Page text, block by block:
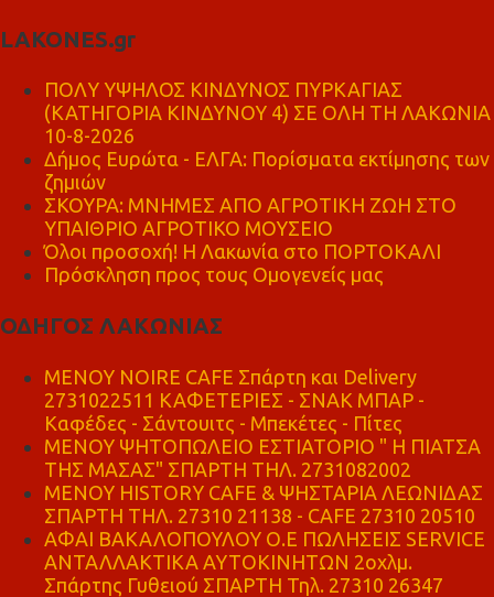
LAKONES.gr
ΠΟΛΥ ΥΨΗΛΟΣ ΚΙΝΔΥΝΟΣ ΠΥΡΚΑΓΙΑΣ
(ΚΑΤΗΓΟΡΙΑ ΚΙΝΔΥΝΟΥ 4) ΣΕ ΟΛΗ ΤΗ ΛΑΚΩΝΙΑ
10-8-2026
Δήμος Ευρώτα - ΕΛΓΑ: Πορίσματα εκτίμησης των
ζημιών
ΣΚΟΥΡΑ: ΜΝΗΜΕΣ ΑΠΟ ΑΓΡΟΤΙΚΗ ΖΩΗ ΣΤΟ
ΥΠΑΙΘΡΙΟ ΑΓΡΟΤΙΚΟ ΜΟΥΣΕΙΟ
Όλοι προσοχή! Η Λακωνία στο ΠΟΡΤΟΚΑΛΙ
Πρόσκληση προς τους Ομογενείς μας
ΟΔΗΓΟΣ ΛΑΚΩΝΙΑΣ
MENOY NOIRE CAFE Σπάρτη και Delivery
2731022511 ΚΑΦΕΤΕΡΙΕΣ - ΣΝΑΚ ΜΠΑΡ -
Καφέδες - Σάντουιτς - Μπεκέτες - Πίτες
ΜΕΝΟΥ ΨΗΤΟΠΩΛΕΙΟ ΕΣΤΙΑΤΟΡΙΟ " Η ΠΙΑΤΣΑ
ΤΗΣ ΜΑΣΑΣ" ΣΠΑΡΤΗ ΤΗΛ. 2731082002
ΜΕΝΟΥ HISTORY CAFE & ΨΗΣΤΑΡΙΑ ΛΕΩΝΙΔΑΣ
ΣΠΑΡΤΗ ΤΗΛ. 27310 21138 - CAFE 27310 20510
ΑΦΑΙ ΒΑΚΑΛΟΠΟΥΛΟΥ Ο.Ε ΠΩΛΗΣΕΙΣ SERVICE
ΑΝΤΑΛΛΑΚΤΙΚΑ ΑΥΤΟΚΙΝΗΤΩΝ 2οχλμ.
Σπάρτης Γυθειού ΣΠΑΡΤΗ Τηλ. 27310 26347